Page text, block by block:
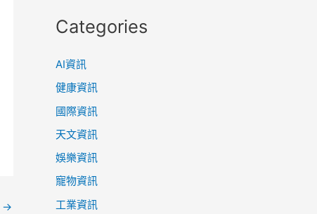
→
Categories
AI資訊
健康資訊
國際資訊
天文資訊
娛樂資訊
寵物資訊
工業資訊